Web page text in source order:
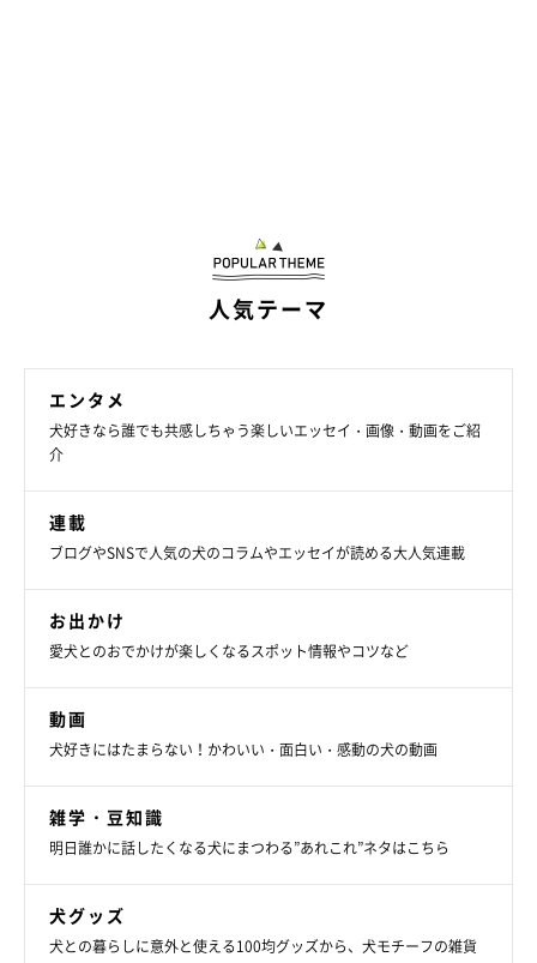
人気テーマ
エンタメ
犬好きなら誰でも共感しちゃう楽しいエッセイ・画像・動画をご紹
介
連載
ブログやSNSで人気の犬のコラムやエッセイが読める大人気連載
お出かけ
愛犬とのおでかけが楽しくなるスポット情報やコツなど
動画
犬好きにはたまらない！かわいい・面白い・感動の犬の動画
雑学・豆知識
明日誰かに話したくなる犬にまつわる”あれこれ”ネタはこちら
犬グッズ
犬との暮らしに意外と使える100均グッズから、犬モチーフの雑貨